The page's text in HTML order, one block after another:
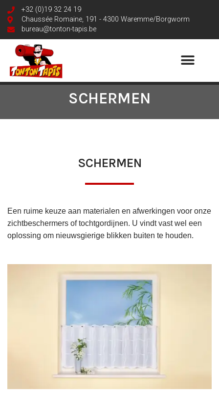
+32 (0)19 32 24 19
Chaussée Romaine, 191 - 4300 Waremme/Borgworm
bureau@tonton-tapis.be
SCHERMEN
SCHERMEN
Een ruime keuze aan materialen en afwerkingen voor onze
zichtbeschermers of tochtgordijnen. U vindt vast wel een
oplossing om nieuwsgierige blikken buiten te houden.